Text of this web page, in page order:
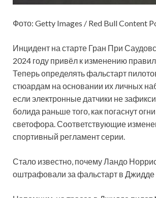
Фото: Getty Images / Red Bull Content
Инцидент на старте Гран При
2024 году привёл к изменению
Теперь определять фальстарт
стюардам на основании их личных
если электронные датчики не
болида раньше того, как погаснут
светофора. Соответствующие
спортивный регламент серии.
Стало известно, почему Ландо
оштрафовали за фальстарт в Джидде